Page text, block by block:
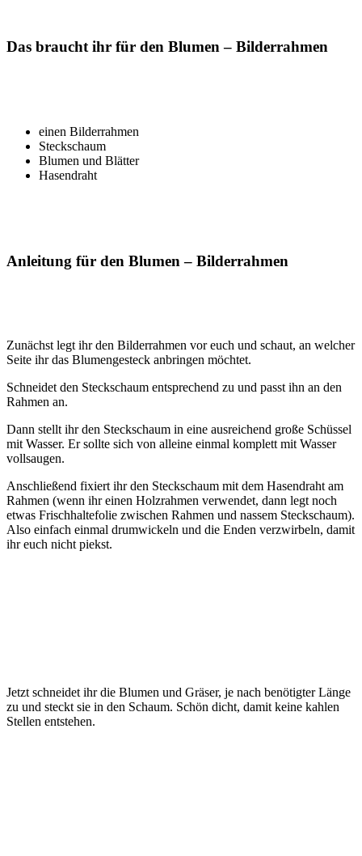
Das braucht ihr für den Blumen – Bilderrahmen
einen Bilderrahmen
Steckschaum
Blumen und Blätter
Hasendraht
Anleitung für den Blumen – Bilderrahmen
Zunächst legt ihr den Bilderrahmen vor euch und schaut, an welcher
Seite ihr das Blumengesteck anbringen möchtet.
Schneidet den Steckschaum entsprechend zu und passt ihn an den
Rahmen an.
Dann stellt ihr den Steckschaum in eine ausreichend große Schüssel
mit Wasser. Er sollte sich von alleine einmal komplett mit Wasser
vollsaugen.
Anschließend fixiert ihr den Steckschaum mit dem Hasendraht am
Rahmen (wenn ihr einen Holzrahmen verwendet, dann legt noch
etwas Frischhaltefolie zwischen Rahmen und nassem Steckschaum).
Also einfach einmal drumwickeln und die Enden verzwirbeln, damit
ihr euch nicht piekst.
Jetzt schneidet ihr die Blumen und Gräser, je nach benötigter Länge
zu und steckt sie in den Schaum. Schön dicht, damit keine kahlen
Stellen entstehen.